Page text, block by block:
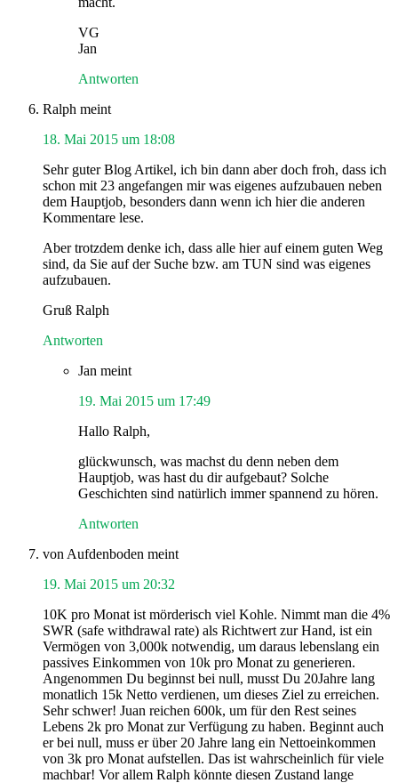
VG
Jan
Antworten
Ralph meint
18. Mai 2015 um 18:08
Sehr guter Blog Artikel, ich bin dann aber doch froh, dass ich
schon mit 23 angefangen mir was eigenes aufzubauen neben
dem Hauptjob, besonders dann wenn ich hier die anderen
Kommentare lese.
Aber trotzdem denke ich, dass alle hier auf einem guten Weg
sind, da Sie auf der Suche bzw. am TUN sind was eigenes
aufzubauen.
Gruß Ralph
Antworten
Jan meint
19. Mai 2015 um 17:49
Hallo Ralph,
glückwunsch, was machst du denn neben dem
Hauptjob, was hast du dir aufgebaut? Solche
Geschichten sind natürlich immer spannend zu hören.
Antworten
von Aufdenboden meint
19. Mai 2015 um 20:32
10K pro Monat ist mörderisch viel Kohle. Nimmt man die 4%
SWR (safe withdrawal rate) als Richtwert zur Hand, ist ein
Vermögen von 3,000k notwendig, um daraus lebenslang ein
passives Einkommen von 10k pro Monat zu generieren.
Angenommen Du beginnst bei null, musst Du 20Jahre lang
monatlich 15k Netto verdienen, um dieses Ziel zu erreichen.
Sehr schwer! Juan reichen 600k, um für den Rest seines
Lebens 2k pro Monat zur Verfügung zu haben. Beginnt auch
er bei null, muss er über 20 Jahre lang ein Nettoeinkommen
von 3k pro Monat aufstellen. Das ist wahrscheinlich für viele
machbar! Vor allem Ralph könnte diesen Zustand lange